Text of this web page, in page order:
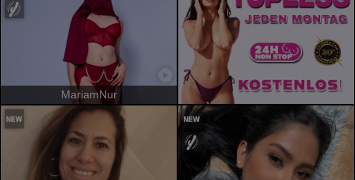
MariamNur